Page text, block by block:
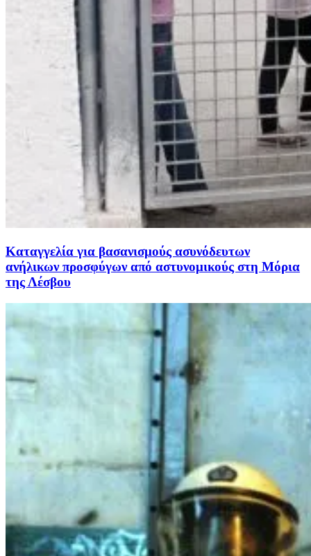
Καταγγελία για βασανισμούς ασυνόδευτων
ανήλικων προσφύγων από αστυνομικούς στη Μόρια
της Λέσβου